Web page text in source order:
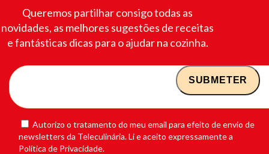
Queremos partilhar consigo todas as
novidades, as melhores sugestões de receitas
e fantásticas dicas para o ajudar na cozinha.
Autorizo o tratamento do meu email para efeito de envio de
newsletters da Teleculinária. Li e aceito expressamente a
Política de Privacidade.